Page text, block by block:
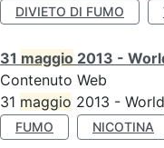
DIVIETO DI FUMO
31 maggio 2013 -
Contenuto Web
31 maggio 2013 -
FUMO NICOTINA